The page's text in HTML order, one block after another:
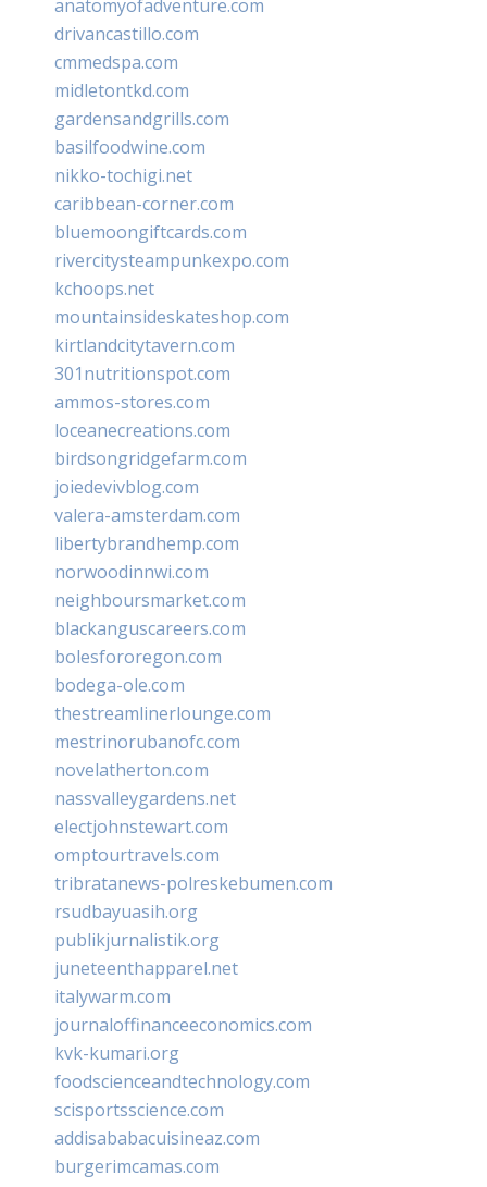
anatomyofadventure.com
drivancastillo.com
cmmedspa.com
midletontkd.com
gardensandgrills.com
basilfoodwine.com
nikko-tochigi.net
caribbean-corner.com
bluemoongiftcards.com
rivercitysteampunkexpo.com
kchoops.net
mountainsideskateshop.com
kirtlandcitytavern.com
301nutritionspot.com
ammos-stores.com
loceanecreations.com
birdsongridgefarm.com
joiedevivblog.com
valera-amsterdam.com
libertybrandhemp.com
norwoodinnwi.com
neighboursmarket.com
blackanguscareers.com
bolesfororegon.com
bodega-ole.com
thestreamlinerlounge.com
mestrinorubanofc.com
novelatherton.com
nassvalleygardens.net
electjohnstewart.com
omptourtravels.com
tribratanews-polreskebumen.com
rsudbayuasih.org
publikjurnalistik.org
juneteenthapparel.net
italywarm.com
journaloffinanceeconomics.com
kvk-kumari.org
foodscienceandtechnology.com
scisportsscience.com
addisababacuisineaz.com
burgerimcamas.com